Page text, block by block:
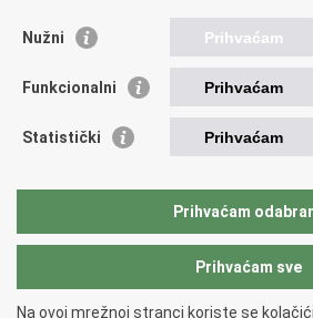
Croatian Motorways
Bus station Zagreb
Craotian Railways Passenger Transport
Zagreb International Airport - Franjo
Copyright © 2026 Ministarstvo mora, prometa i
Nužni Prihvaćam
Funkcionalni Prihvaćam
Statistički Prihvaćam
Prihvaćam
Prihvaćam sve
Na ovoj mrežnoj stranci koriste se